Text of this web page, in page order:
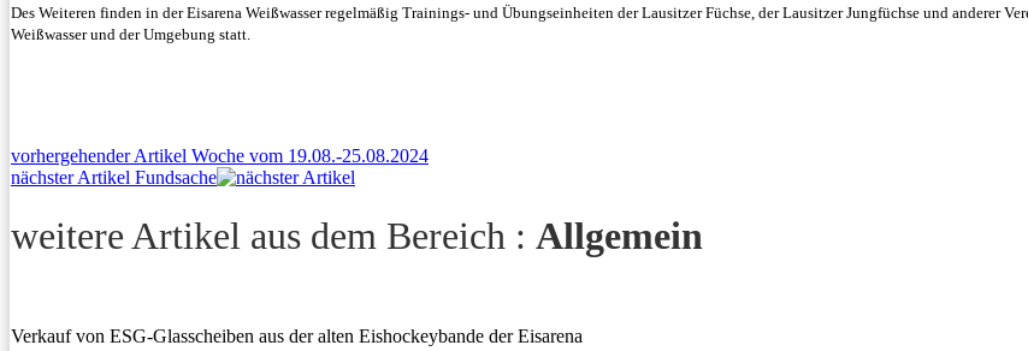
Des Weiteren finden in der Eisarena Weißwasser regelmäßig Trainings- und Übungseinheiten der Lausitzer Füchse, der Lausitzer Jungfüchse und anderer
Weißwasser und der Umgebung statt.
Beitragsnavigation
vorhergehender Artikel Previous
post:
Woche vom 19.08.-25.08.2024
nächster Artikel Next
Fundsache
weitere Artikel aus dem Bereich : Allgemein
Verkauf von ESG-Glasscheiben aus der alten Eishockeybande der Eisarena